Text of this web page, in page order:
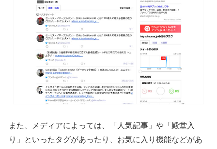
また、メディアによっては、「人気記事」や「殿堂入
り」といったタグがあったり、お気に入り機能などがあ